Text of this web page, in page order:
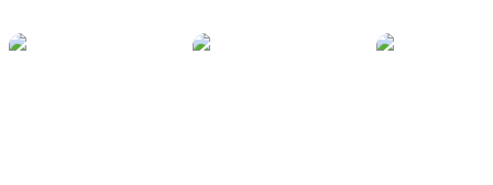
Citizens
Answers
Holders in